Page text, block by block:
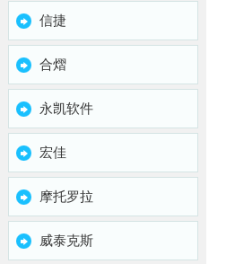
信捷
合熠
永凯软件
宏佳
摩托罗拉
威泰克斯